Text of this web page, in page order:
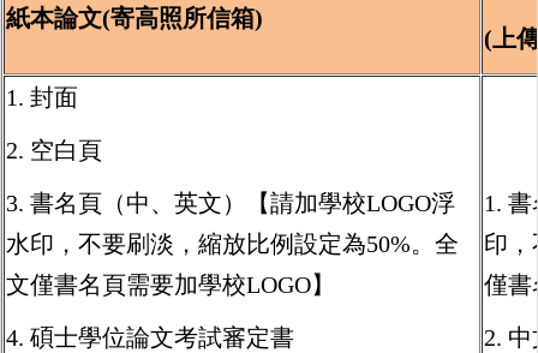
紙本論文(寄高照所信箱)
(上
1. 封面
2. 空白頁
3. 書名頁（中、英文）【請加學校LOGO浮
水印，不要刷淡，縮放比例設定為50%。全
文僅書名頁需要加學校LOGO】
4. 碩士學位論文考試審定書
1.
印，
僅書
2.